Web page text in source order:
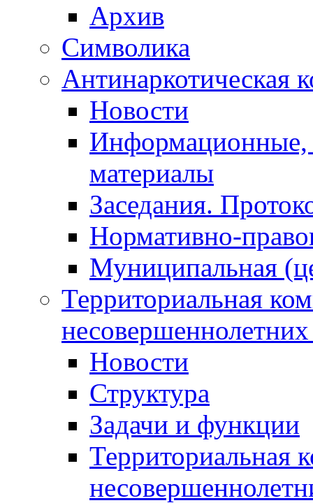
Архив
Символика
Антинаркотическая
Новости
Информационные,
материалы
Заседания.
Нормативно-
Муниципальная
Территориальная
Новости
Структура
Задачи и функции
Территориальная